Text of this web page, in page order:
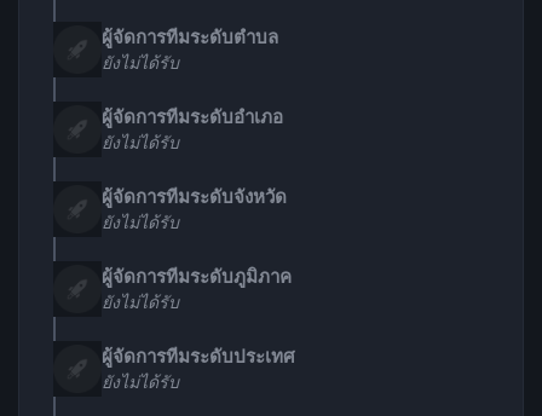
ผู้จัดการทีมระดับตำบล
ยังไม่ได้รับ
ผู้จัดการทีมระดับอำเภอ
ยังไม่ได้รับ
ผู้จัดการทีมระดับจังหวัด
ยังไม่ได้รับ
ผู้จัดการทีมระดับภูมิภาค
ยังไม่ได้รับ
ผู้จัดการทีมระดับประเทศ
ยังไม่ได้รับ